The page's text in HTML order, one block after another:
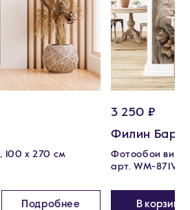
100 x 270 см
Подробнее
3 250 ₽
Филин
Фотообои
арт. WM-871V1
В корзину